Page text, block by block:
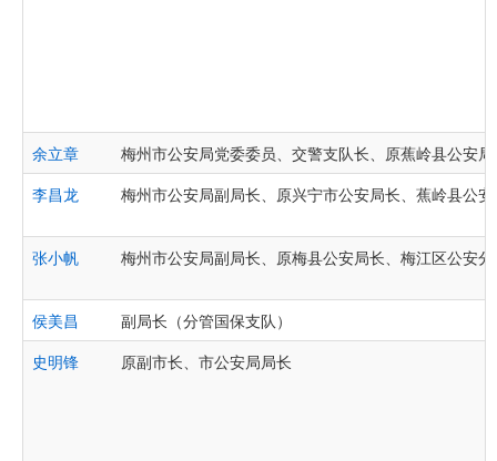
余立章
梅州市公安局党委委员、交警支队长、原蕉岭县公安
李昌龙
梅州市公安局副局长、原兴宁市公安局长、蕉岭县公
张小帆 梅州市公安局副局长、原梅县公安局长、梅江区公安
侯美昌
副局长（分管国保支队）
史明锋
原副市长、市公安局局长